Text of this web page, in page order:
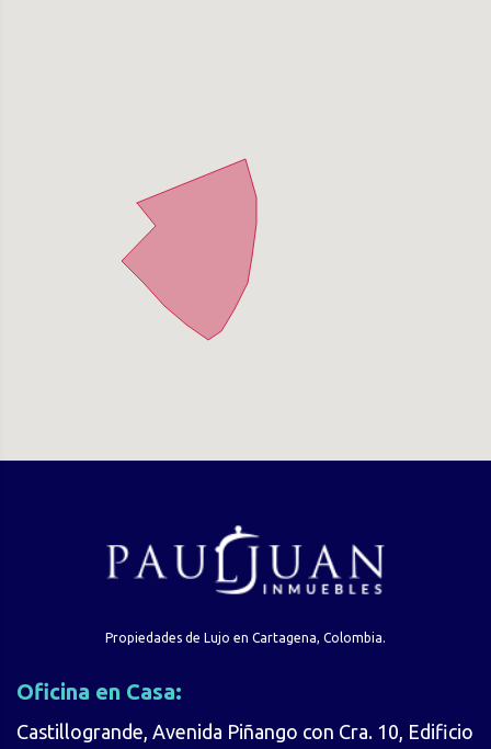
Propiedades de Lujo en Cartagena, Colombia.
Oficina en Casa:
Castillogrande, Avenida Piñango con Cra. 10, Edificio